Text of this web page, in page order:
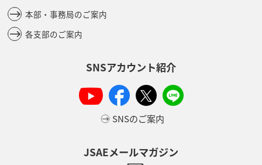
本部・事務局のご案内
各支部のご案内
SNSアカウント紹介
SNSのご案内
JSAEメールマガジン